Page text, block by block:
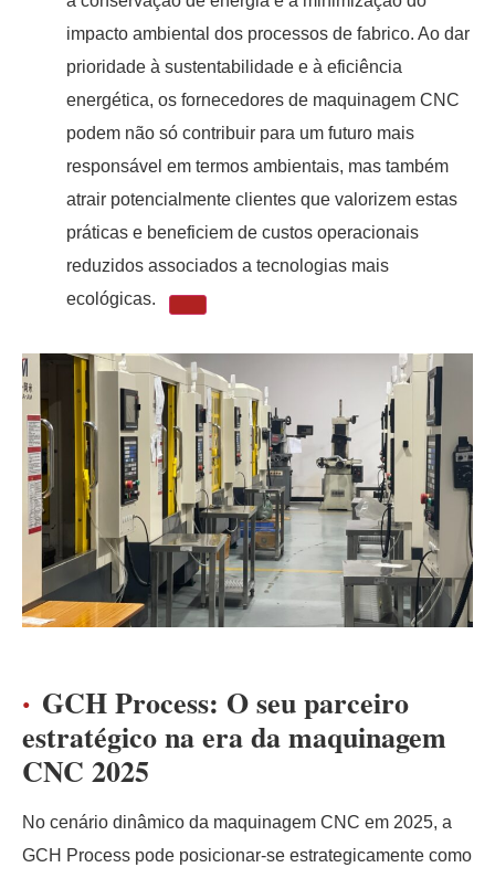
impacto ambiental dos processos de fabrico. Ao dar
prioridade à sustentabilidade e à eficiência
energética, os fornecedores de maquinagem CNC
podem não só contribuir para um futuro mais
responsável em termos ambientais, mas também
atrair potencialmente clientes que valorizem estas
práticas e beneficiem de custos operacionais
reduzidos associados a tecnologias mais
ecológicas.
GCH Process: O seu parceiro
estratégico na era da maquinagem
CNC 2025
No cenário dinâmico da maquinagem CNC em 2025, a
GCH Process pode posicionar-se estrategicamente como